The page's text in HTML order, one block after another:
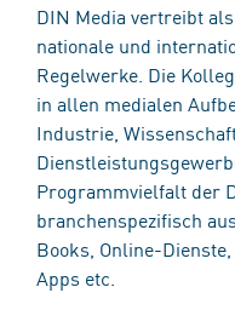
DIN Media vertreibt
nationale und
Regelwerke. Die
in allen medialen
Industrie,
Programmvielfalt der
branchenspezifisch
Books, Online-
Apps etc.